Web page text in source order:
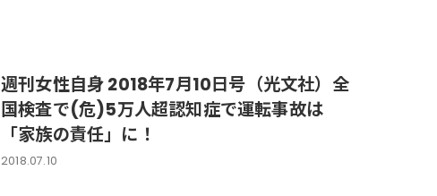
週刊女性自身 2018年7月10日号（光文社）全
国検査で(危)5万人超認知症で運転事故は
「家族の責任」に！
2018.07.10